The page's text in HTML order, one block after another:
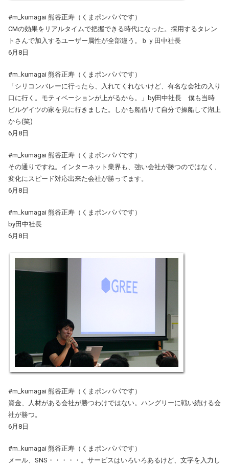
#m_kumagai 熊谷正寿（くまポンパパです）
CMの効果をリアルタイムで把握できる時代になった。採用するタレン
トさんで加入するユーザー属性が全部違う。ｂｙ田中社長
6月8日
#m_kumagai 熊谷正寿（くまポンパパです）
「シリコンバレーに行ったら、入れてくれないけど、有名な会社の入り
口に行く。モティベーションが上がるから。」by田中社長 僕も当時
ビルゲイツの家を見に行きました。しかも船借りて自分で操船して湖上
から(笑)
6月8日
#m_kumagai 熊谷正寿（くまポンパパです）
その通りですね。インターネット業界も、強い会社が勝つのではなく、
変化にスピード対応出来た会社が勝ってます。
6月8日
#m_kumagai 熊谷正寿（くまポンパパです）
by田中社長
6月8日
#m_kumagai 熊谷正寿（くまポンパパです）
資金、人材がある会社が勝つわけではない。ハングリーに戦い続ける会
社が勝つ。
6月8日
#m_kumagai 熊谷正寿（くまポンパパです）
メール、SNS・・・・・。サービスはいろいろあるけど、文字を入力し